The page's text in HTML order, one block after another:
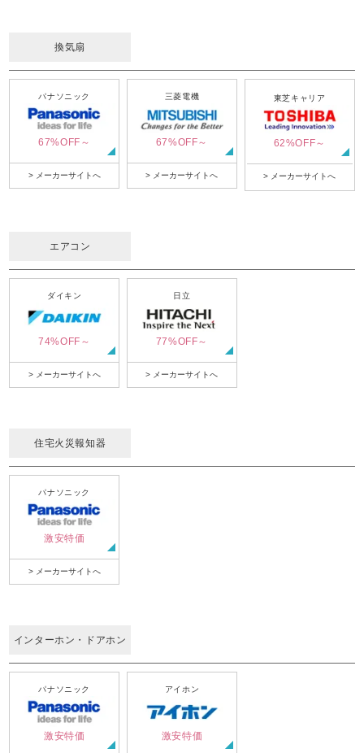
換気扇
パナソニック
67%OFF～
> メーカーサイトへ
三菱電機
67%OFF～
> メーカーサイトへ
東芝キャリア
62%OFF～
> メーカーサイトへ
エアコン
ダイキン
74%OFF～
> メーカーサイトへ
日立
77%OFF～
> メーカーサイトへ
住宅火災報知器
パナソニック
激安特価
> メーカーサイトへ
インターホン・ドアホン
パナソニック
激安特価
アイホン
激安特価